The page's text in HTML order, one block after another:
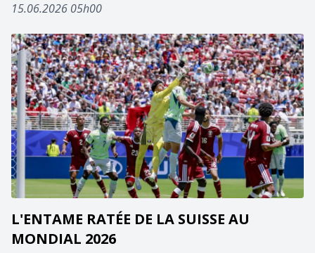
15.06.2026 05h00
L'ENTAME RATÉE DE LA SUISSE AU
MONDIAL 2026